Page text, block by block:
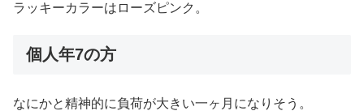
ラッキーカラーはローズピンク。
個人年7の方
なにかと精神的に負荷が大きい一ヶ月になりそう。